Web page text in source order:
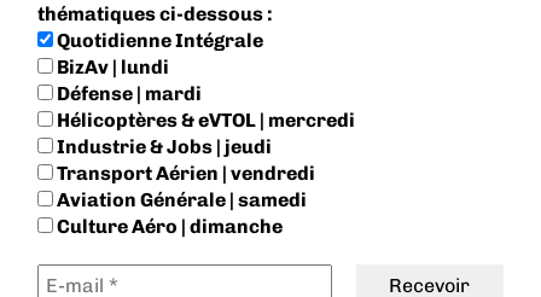
thématiques ci-dessous :
Quotidienne Intégrale
BizAv | lundi
Défense | mardi
Hélicoptères & eVTOL | mercredi
Industrie & Jobs | jeudi
Transport Aérien | vendredi
Aviation Générale | samedi
Culture Aéro | dimanche